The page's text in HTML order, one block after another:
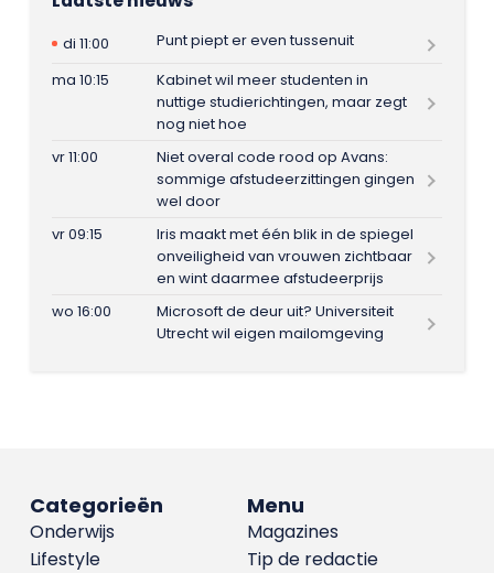
di 11:00
Punt piept er even tussenuit
ma 10:15
Kabinet wil meer studenten in
nuttige studierichtingen, maar zegt
nog niet hoe
vr 11:00
Niet overal code rood op Avans:
sommige afstudeerzittingen gingen
wel door
vr 09:15
Iris maakt met één blik in de spiegel
onveiligheid van vrouwen zichtbaar
en wint daarmee afstudeerprijs
wo 16:00
Microsoft de deur uit? Universiteit
Utrecht wil eigen mailomgeving
Menu
Magazines
Tip de redactie
Categorieën
Onderwijs
Lifestyle